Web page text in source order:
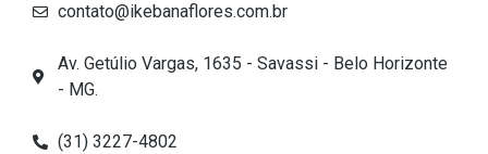
contato@ikebanaflores.com.br
Av. Getúlio Vargas, 1635 - Savassi - Belo Horizonte
- MG.
(31) 3227-4802